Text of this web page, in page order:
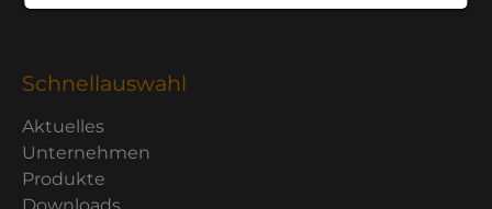
Schnellauswahl
Aktuelles
Unternehmen
Produkte